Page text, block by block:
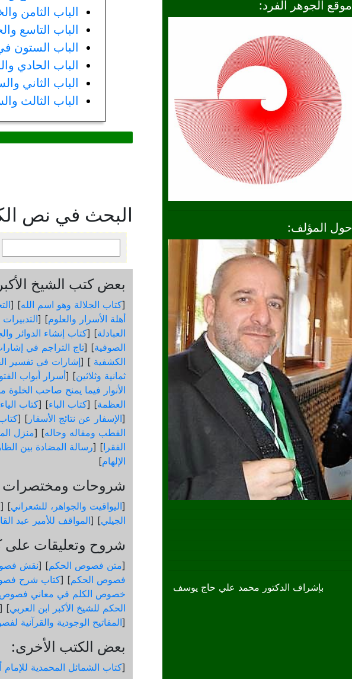
موقع الجوهر الفرد:
حول المؤلف:
بإشراف الدكتور محمد علي حاج يوسف
الباب الثامن
الباب التاسع
الباب الستون
الباب الحادي
الباب الثاني
الباب الثالث
البحث في نص
بعض كتب الشيخ الأكبر
[كتاب الجلالة وهو اسم الله] [
أهلة الأسرار والعلوم] [
العبادلة] [كتاب إنشاء الدوائر
الصوفية] [تاج التراجم في
الكشفية ] [إشارات في تفسير
ثمانية وثلاثين] [أسرار أبواب
الأنوار فيما يمنح صاحب الخلوة
العظمة] [كتاب الباء] [كتاب
[الإسفار عن نتائج الأسفار ] [
القطب ومقاله وحاله] [منزل
الفقرا] [رسالة المضادة بين
الإلهام]
شروحات ومختصرات
[اليواقيت والجواهر، للشعراني] [
الجيلي] [المواقف للأمير عبد
شروح وتعليقات
[متن فصوص الحكم] [نقش
فصوص الحكم] [كتاب شرح
خصوص الكلم في معاني فصوص
الحكم للشيخ الأكبر ابن العربي] [
[المفاتيح الوجودية والقرآنیة
بعض الكتب الأخرى:
[كتاب الشمائل المحمدية